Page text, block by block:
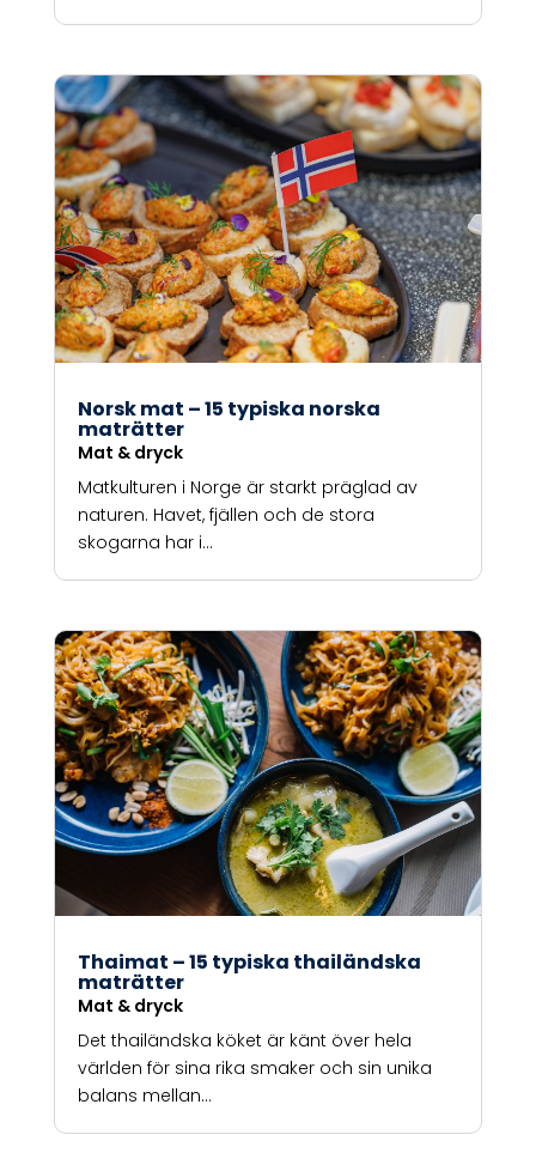
Norsk mat – 15 typiska norska
maträtter
Mat & dryck
Matkulturen i Norge är starkt präglad av
naturen. Havet, fjällen och de stora
skogarna har i...
Thaimat – 15 typiska thailändska
maträtter
Mat & dryck
Det thailändska köket är känt över hela
världen för sina rika smaker och sin unika
balans mellan...